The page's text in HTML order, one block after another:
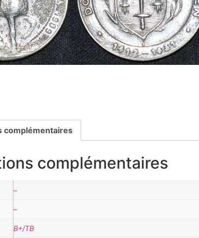
complémentaires
complémentaires
–
–
B+/TB